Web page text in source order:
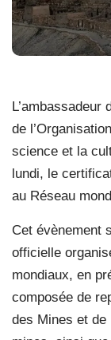
L’ambassadeur
de
science et la
lundi, le
au Réseau
Cet évènement
officielle
mondiaux, en
composée de
des Mines et de